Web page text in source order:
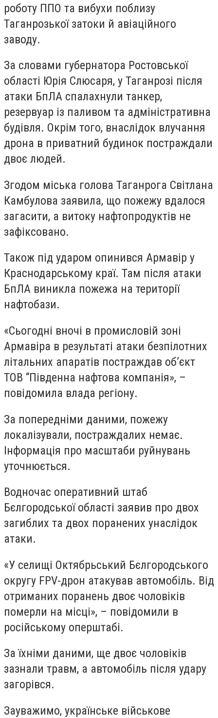
роботу ППО та вибухи поблизу
Таганрозької затоки й авіаційного
заводу.
За словами губернатора Ростовської
області Юрія Слюсаря, у Таганрозі після
атаки БпЛА спалахнули танкер,
резервуар із паливом та адміністративна
будівля. Окрім того, внаслідок влучання
дрона в приватний будинок постраждали
двоє людей.
Згодом міська голова Таганрога Світлана
Камбулова заявила, що пожежу вдалося
загасити, а витоку нафтопродуктів не
зафіксовано.
Також під ударом опинився Армавір у
Краснодарському краї. Там після атаки
БпЛА виникла пожежа на території
нафтобази.
«Сьогодні вночі в промисловій зоні
Армавіра в результаті атаки безпілотних
літальних апаратів постраждав об’єкт
ТОВ “Південна нафтова компанія», –
повідомила влада регіону.
За попередніми даними, пожежу
локалізували, постраждалих немає.
Інформація про масштаби руйнувань
уточнюється.
Водночас оперативний штаб
Бєлгородської області заявив про двох
загиблих та двох поранених унаслідок
атаки.
«У селищі Октябрьський Бєлгородського
округу FPV-дрон атакував автомобіль. Від
отриманих поранень двоє чоловіків
померли на місці», – повідомили в
російському оперштабі.
За їхніми даними, ще двоє чоловіків
зазнали травм, а автомобіль після удару
загорівся.
Зауважимо, українське військове